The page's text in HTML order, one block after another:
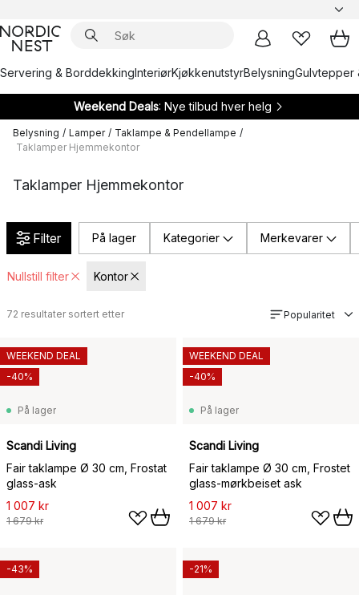
Servering & BorddekkingInteriørKjøkkenutstyrBelysningGulvtepper
Weekend Deals: Nye tilbud hver helg
Belysning / Lamper / Taklampe & Pendellampe /
Taklamper Hjemmekontor
Taklamper Hjemmekontor
Filter På lager Kategorier Merkevarer
Nullstill filter Kontor
72 resultater sortert etter Popularitet
På lager
Scandi Living
Fair taklampe Ø 30 cm, Frostat
glass-ask
1 007 kr
1 679 kr
WEEKEND DEAL
-40%
På lager
Scandi Living
Fair taklampe Ø 30 cm, Frostet
glass-mørkbeiset ask
1 007 kr
1 679 kr
WEEKEND DEAL
-40%
-43% -21%